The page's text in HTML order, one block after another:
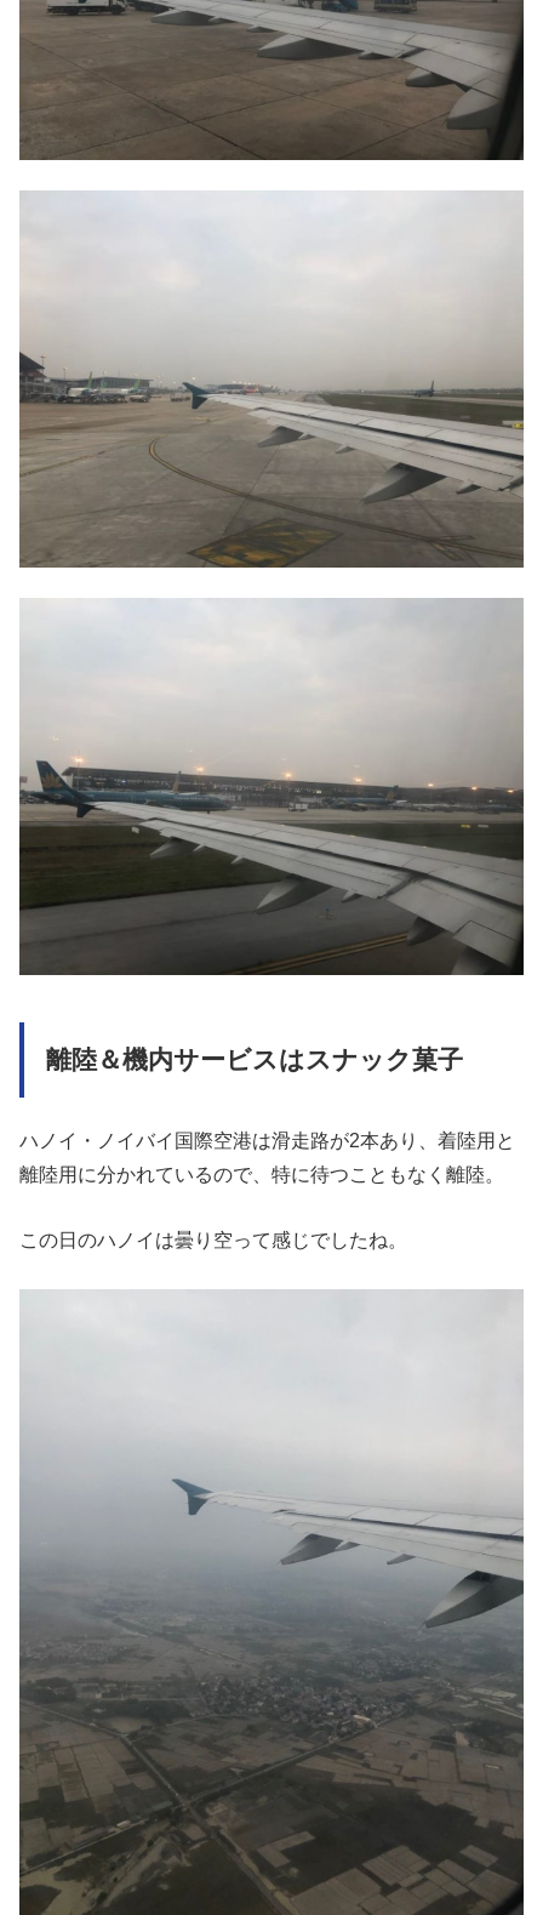
離陸＆機内サービスはスナック菓子
ハノイ・ノイバイ国際空港は滑走路が2本あり、着陸用と
離陸用に分かれているので、特に待つこともなく離陸。
この日のハノイは曇り空って感じでしたね。